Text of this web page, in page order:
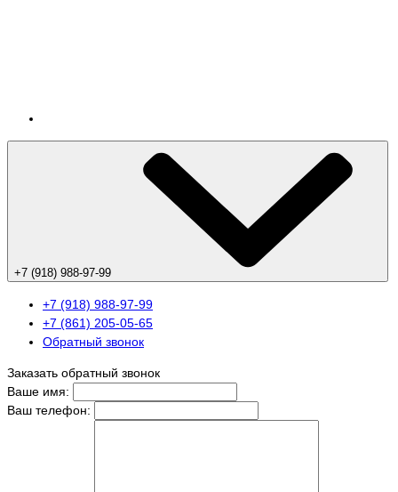
+7 (918) 988-97-99
+7 (918) 988-97-99
+7 (861) 205-05-65
Обратный звонок
Заказать обратный звонок
Ваше имя:
Ваш телефон: